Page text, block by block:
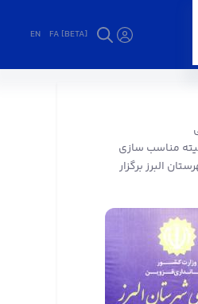
FA [BETA]
EN
مناسب سازی
البرز برگزار